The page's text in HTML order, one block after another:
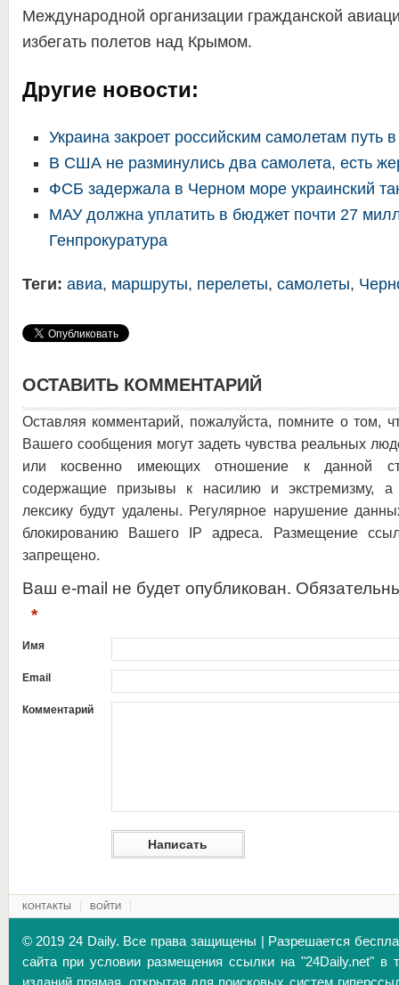
Международной организации гражданской
избегать полетов над Крымом.
Другие новости:
Украина закроет российским самолетам путь
В США не разминулись два самолета, есть
ФСБ задержала в Черном море украинский
МАУ должна уплатить в бюджет почти 27
Генпрокуратура
Теги: авиа, маршруты, перелеты, самолеты,
ОСТАВИТЬ КОММЕНТАРИЙ
Оставляя комментарий, пожалуйста, помните о том,
Вашего сообщения могут задеть чувства реальных
или косвенно имеющих отношение к данной
содержащие призывы к насилию и экстремизму, а
лексику будут удалены. Регулярное нарушение
блокированию Вашего IP адреса. Размещение
запрещено.
Ваш e-mail не будет опубликован.
*
Имя
Email
Комментарий
КОНТАКТЫ ВОЙТИ
© 2019 24 Daily. Все права защищены | Разрешается
сайта при условии размещения ссылки на "24Daily.net" в